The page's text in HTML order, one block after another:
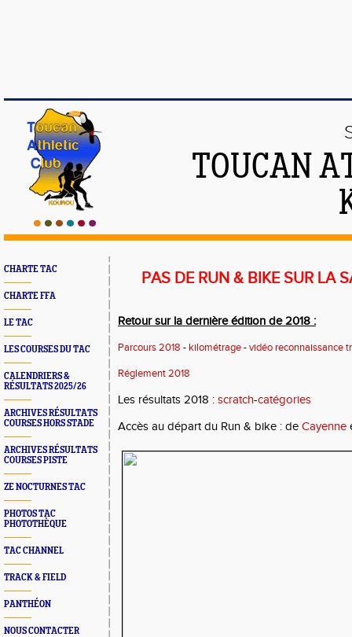
TOUCAN
CHARTE TAC
CHARTE FFA
LE TAC
LES COURSES DU TAC
CALENDRIERS &
RÉSULTATS 2025/26
ARCHIVES RÉSULTATS
COURSES HORS STADE
ARCHIVES RÉSULTATS
COURSES PISTE
ZE NOCTURNES TAC
PHOTOS TAC
PHOTOTHÈQUE
TAC CHANNEL
TRACK & FIELD
PANTHÉON
NOUS CONTACTER
PAS DE RUN & BIKE SUR LA
Retour sur la dernière édition de 2018 :
Parcours 2018 - kilométrage-vidéo reconnaissance
Réglement 2018
Les résultats 2018 : scratch-catégories
Accès au départ du Run & bike : de Cayenne